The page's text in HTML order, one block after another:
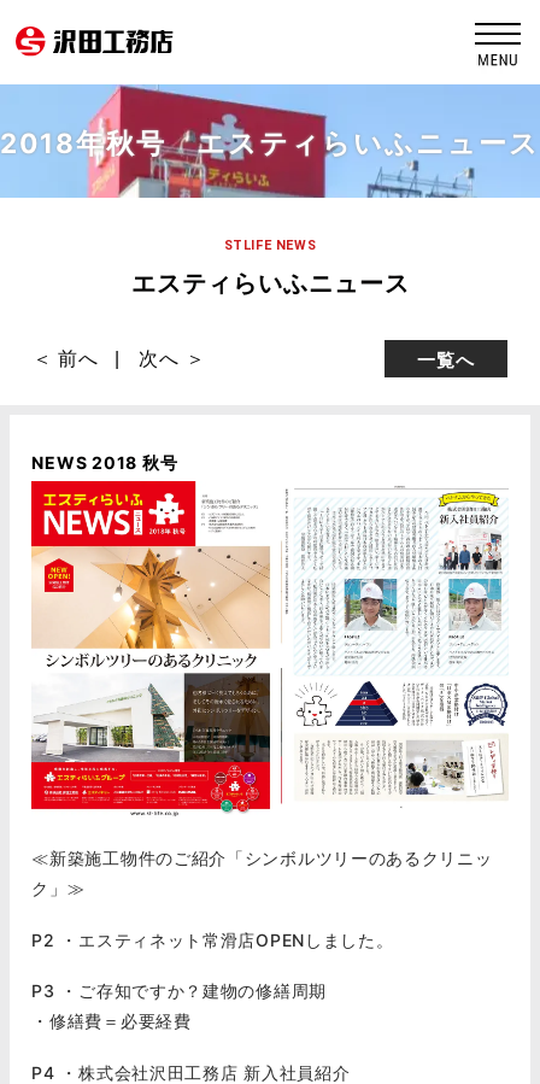
2018年秋号 エスティらいふニュース
STLIFE NEWS
エスティらいふニュース
＜ 前へ 次へ ＞ 一覧へ
NEWS 2018 秋号
≪新築施工物件のご紹介「シンボルツリーのあるクリニッ
ク」≫
P2 ・エスティネット常滑店OPENしました。
P3 ・ご存知ですか？建物の修繕周期
・修繕費＝必要経費
P4 ・株式会社沢田工務店 新入社員紹介